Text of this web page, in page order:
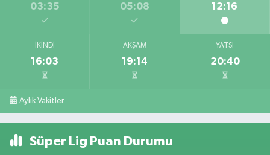
03:35 05:08 12:16
İKINDI
16:03
AKŞAM
19:14
YATSI
20:40
Aylık Vakitler
Süper Lig Puan Durumu